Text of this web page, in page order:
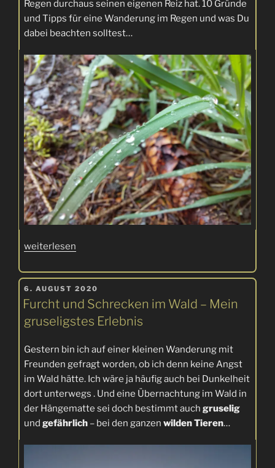
Regen durchaus seinen eigenen Reiz hat. 10 Gründe
und Tipps für eine Wanderung im Regen und was Du
dabei beachten solltest…
„Wandern
Regen?
–
Na
klar!“
weiterlesen
VERÖFFENTLICHT
AM
6. AUGUST 2020
Furcht und Schrecken im Wald – Mein
gruseligstes Erlebnis
Gestern bin ich auf einer kleinen Wanderung mit
Freunden gefragt worden, ob ich denn keine Angst
im Wald hätte. Ich wäre ja häufig auch bei Dunkelheit
dort unterwegs . Und eine Übernachtung im Wald in
der Hängematte sei doch bestimmt auch gruselig
und gefährlich – bei den ganzen wilden Tieren…